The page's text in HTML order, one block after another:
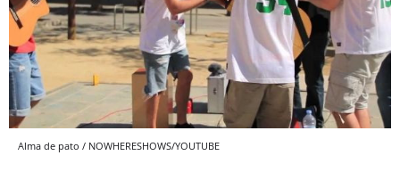
Alma de pato / NOWHERESHOWS/YOUTUBE